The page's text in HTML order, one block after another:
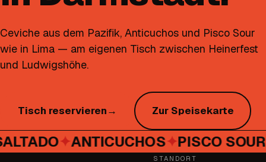
Ceviche aus dem Pazifik, Anticuchos und Pisco Sour
wie in Lima — am eigenen Tisch zwischen Heinerfest
und Ludwigshöhe.
Tisch reservieren→ Zur Speisekarte
✦ANTICUCHOS✦PISCO SOUR✦
STANDORT